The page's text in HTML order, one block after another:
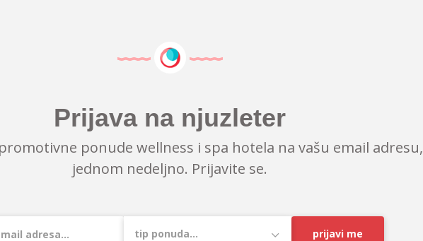
Prijava na njuzleter
ponude wellness i spa hotela na vašu email adresu,
jednom nedeljno. Prijavite se.
prijavi me